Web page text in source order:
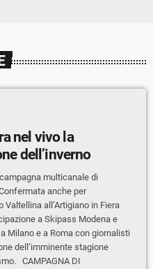
nel vivo la
dell’inverno
multicanale di
anche per
Valtellina all’Artigiano in Fiera
a Skipass Modena e
Milano e a Roma con giornalisti
dell’imminente stagione
CAMPAGNA DI